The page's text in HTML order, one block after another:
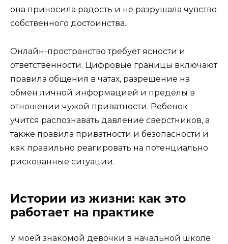
она приносила радость и не разрушала чувство
собственного достоинства.
Онлайн-пространство требует ясности и
ответственности. Цифровые границы включают
правила общения в чатах, разрешение на
обмен личной информацией и пределы в
отношении чужой приватности. Ребенок
учится распознавать давление сверстников, а
также правила приватности и безопасности и
как правильно реагировать на потенциально
рискованные ситуации.
Истории из жизни: как это
работает на практике
У моей знакомой девочки в начальной школе